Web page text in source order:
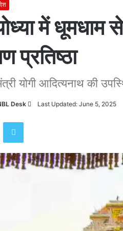
में धूमधाम
प्रतिष्ठा
योगी आदित्यनाथ की
Desk
Send
Last Updated: June 5, 2025
Twitter